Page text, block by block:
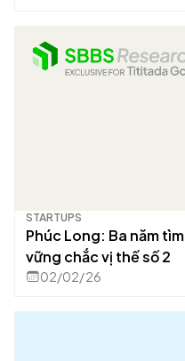
STARTUPS
Phúc Long: Ba năm
vững chắc vị thế số 2
02/02/26